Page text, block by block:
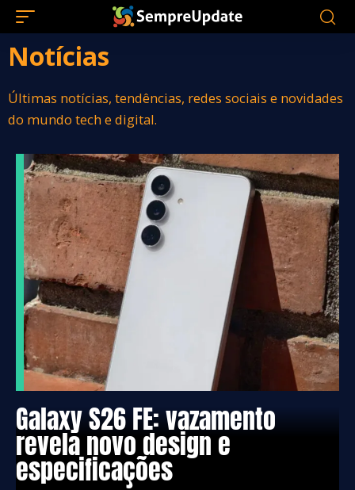
Notícias
Últimas notícias, tendências, redes sociais e novidades
do mundo tech e digital.
Galaxy S26 FE: vazamento
revela novo design e
especificações